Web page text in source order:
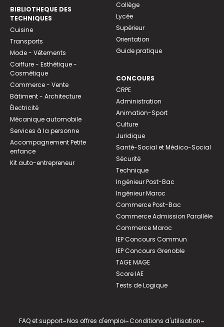
BIBLIOTHEQUE DES
TECHNIQUES
Cuisine
Transports
Mode - Vêtements
Coiffure - Esthétique -
Cosmétique
Commerce - Vente
Bâtiment - Architecture
Électricité
Mécanique automobile
Services à la personne
Accompagnement Petite
enfance
Kit auto-entrepreneur
Collège
Lycée
Supérieur
Orientation
Guide pratique
CONCOURS
CRPE
Administration
Animation-Sport
Culture
Juridique
Santé-Social et Médico-Social
Sécurité
Technique
Ingénieur Post-Bac
Ingénieur Maroc
Commerce Post-Bac
Commerce Admission Parallèle
Commerce Maroc
IEP Concours Commun
IEP Concours Grenoble
TAGE MAGE
Score IAE
Tests de Logique
FAQ et support-Nos offres d'emploi-Conditions d'utilisation-